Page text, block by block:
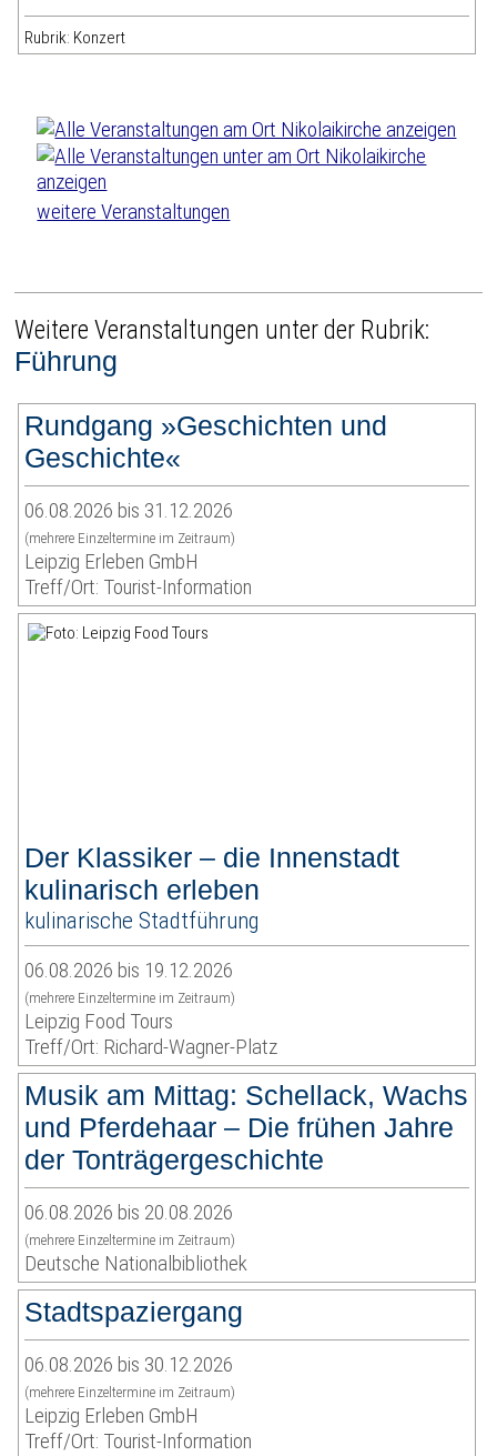
Rubrik: Konzert
weitere Veranstaltungen
Weitere Veranstaltungen unter der Rubrik:
Führung
Rundgang »Geschichten und
Geschichte«
06.08.2026 bis 31.12.2026
(mehrere Einzeltermine im Zeitraum)
Leipzig Erleben GmbH
Treff/Ort: Tourist-Information
Der Klassiker – die Innenstadt
kulinarisch erleben
kulinarische Stadtführung
06.08.2026 bis 19.12.2026
(mehrere Einzeltermine im Zeitraum)
Leipzig Food Tours
Treff/Ort: Richard-Wagner-Platz
Musik am Mittag: Schellack, Wachs
und Pferdehaar – Die frühen Jahre
der Tonträgergeschichte
06.08.2026 bis 20.08.2026
(mehrere Einzeltermine im Zeitraum)
Deutsche Nationalbibliothek
Stadtspaziergang
06.08.2026 bis 30.12.2026
(mehrere Einzeltermine im Zeitraum)
Leipzig Erleben GmbH
Treff/Ort: Tourist-Information